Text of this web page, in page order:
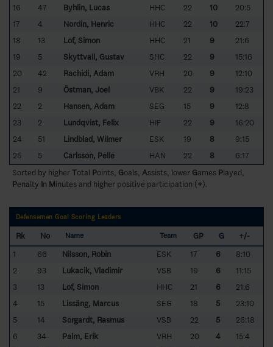
16
47 Byhlin, Lucas HHC 22 10
20:5
17
4 Nordin, Henric HHC 22 10
22:7
18
13 Löf, Simon HHC 21 9
21:6
19
5 Skyttvall, Gustav SHC 22 9
15:16
20
42 Rachidi, Adam VRH 20 9
12:10
21
9 Östman, Joel VBK 22 9
19:23
22
2 Hansen, Adam SEG 15 9
12:8
23
2 Lundqvist, Felix HIF 22 9
16:20
24
51 Lindblad, Wilmer ESK 19 8
9:15
25
5 Carlsson, Pelle HAN 22 8
6:17
Sorted by higherTotal Points, Goals, Assists, lower Games Played,
Penalty In Minutes and higher positive participation (+).
Defensemen Goal Scoring Leaders
Rk No Name Team GP G
+/-
1
66 Nilsson, Robin ESK 17 6
8:10
2
93 Lukacik, Vladimir VSB 19 6
11:15
3
13 Löf, Simon HHC 21 6
21:6
4
15 Lissäng, Marcus SEG 18 5
23:10
5
14 Sörgardt, Rasmus VSB 22 5
26:18
6
34 Palm, Erik VRH 20 4
15:4